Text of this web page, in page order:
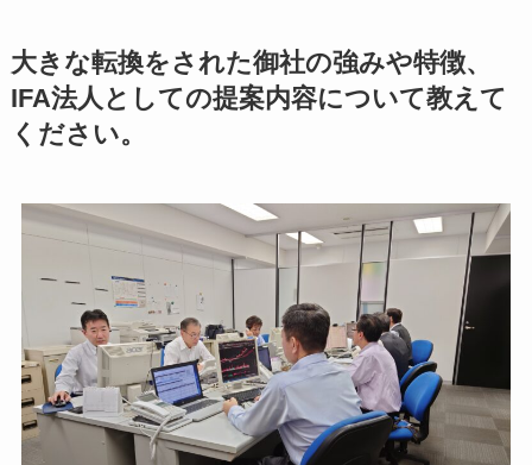
大きな転換をされた御社の強みや特徴、
IFA法人としての提案内容について教えて
ください。